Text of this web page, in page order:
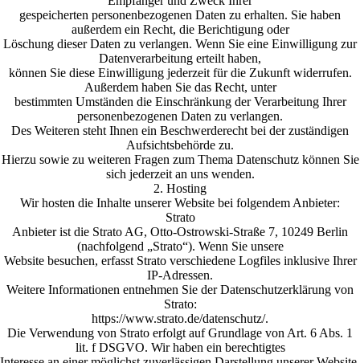
gespeicherten personenbezogenen Daten zu erhalten. Sie haben
außerdem ein Recht, die Berichtigung oder
Löschung dieser Daten zu verlangen. Wenn Sie eine Einwilligung zur
Datenverarbeitung erteilt haben,
können Sie diese Einwilligung jederzeit für die Zukunft widerrufen.
Außerdem haben Sie das Recht, unter
bestimmten Umständen die Einschränkung der Verarbeitung Ihrer
personenbezogenen Daten zu verlangen.
Des Weiteren steht Ihnen ein Beschwerderecht bei der zuständigen
Aufsichtsbehörde zu.
Hierzu sowie zu weiteren Fragen zum Thema Datenschutz können Sie
sich jederzeit an uns wenden.
2. Hosting
Wir hosten die Inhalte unserer Website bei folgendem Anbieter:
Strato
Anbieter ist die Strato AG, Otto-Ostrowski-Straße 7, 10249 Berlin
(nachfolgend „Strato“). Wenn Sie unsere
Website besuchen, erfasst Strato verschiedene Logfiles inklusive Ihrer
IP-Adressen.
Weitere Informationen entnehmen Sie der Datenschutzerklärung von
Strato:
https://www.strato.de/datenschutz/.
Die Verwendung von Strato erfolgt auf Grundlage von Art. 6 Abs. 1
lit. f DSGVO. Wir haben ein berechtigtes